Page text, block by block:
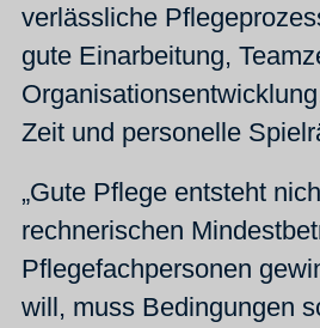
verlässliche
gute Einarbeitung,
Zeit und personelle
„Gute Pflege entsteht
rechnerischen
Pflegefachpersonen
will, muss Bedingungen